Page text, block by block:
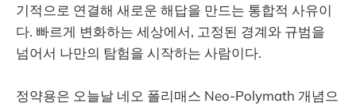
기적으로 연결해 새로운 해답을 만드는 통합적 사유이
다. 빠르게 변화하는 세상에서, 고정된 경계와 규범을
넘어서 나만의 탐험을 시작하는 사람이다.
정약용은 오늘날 네오 폴리매스 Neo-Polymath 개념으